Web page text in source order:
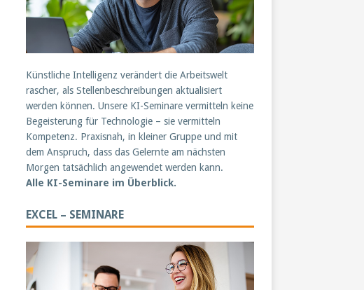
Künstliche Intelligenz verändert die Arbeitswelt
rascher, als Stellenbeschreibungen aktualisiert
werden können. Unsere KI-Seminare vermitteln keine
Begeisterung für Technologie – sie vermitteln
Kompetenz. Praxisnah, in kleiner Gruppe und mit
dem Anspruch, dass das Gelernte am nächsten
Morgen tatsächlich angewendet werden kann.
Alle KI-Seminare im Überblick.
EXCEL – SEMINARE